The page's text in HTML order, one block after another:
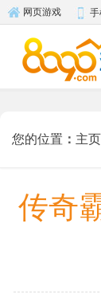
网页游戏 手
您的位置 ： 主页
传奇